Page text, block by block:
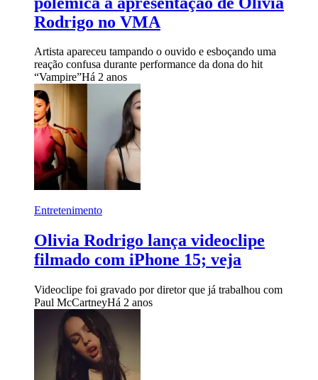
Rodrigo no VMA
Artista apareceu tampando o ouvido e esboçando uma
reação confusa durante performance da dona do hit
“Vampire”Há 2 anos
Entretenimento
Olivia Rodrigo lança videoclipe
filmado com iPhone 15; veja
Videoclipe foi gravado por diretor que já trabalhou com
Paul McCartneyHá 2 anos